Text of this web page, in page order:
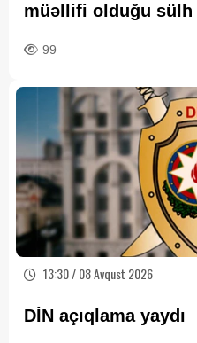
müəllifi olduğu
99
13:30 / 08 Avqust 2026
DİN açıqlama yaydı